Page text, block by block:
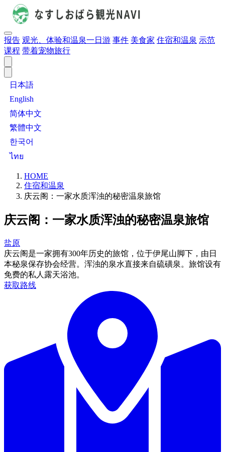
报告 观光、体验和温泉一日游 事件 美食家 住宿和温泉 示范
课程 带着宠物旅行
日本語
English
简体中文
繁體中文
한국어
ไทย
HOME
住宿和温泉
庆云阁：一家水质浑浊的秘密温泉旅馆
庆云阁：一家水质浑浊的秘密温泉旅馆
盐原
庆云阁是一家拥有300年历史的旅馆，位于伊尾山脚下，由日
本秘泉保存协会经营。浑浊的泉水直接来自硫磺泉。旅馆设有
免费的私人露天浴池。
获取路线